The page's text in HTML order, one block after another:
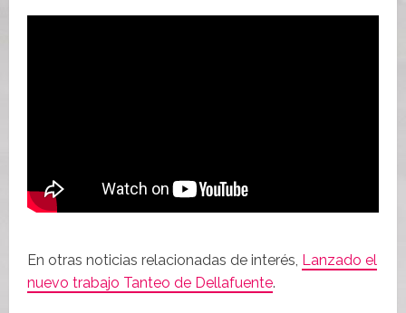
En otras noticias relacionadas de interés, Lanzado el
nuevo trabajo Tanteo de Dellafuente.